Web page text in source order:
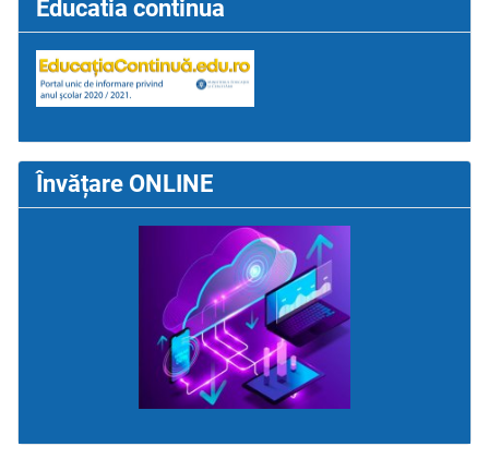
Educatia continua
Învățare ONLINE